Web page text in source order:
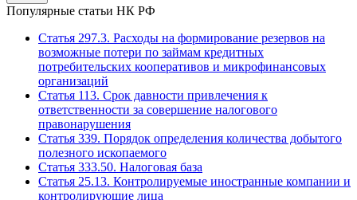
Популярные статьи НК РФ
Статья 297.3. Расходы на формирование резервов на
возможные потери по займам кредитных
потребительских кооперативов и микрофинансовых
организаций
Статья 113. Срок давности привлечения к
ответственности за совершение налогового
правонарушения
Статья 339. Порядок определения количества добытого
полезного ископаемого
Статья 333.50. Налоговая база
Статья 25.13. Контролируемые иностранные компании и
контролирующие лица